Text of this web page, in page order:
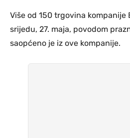
Više od 150 trgovina kompanije
srijedu, 27. maja, povodom
saopćeno je iz ove kompanije.